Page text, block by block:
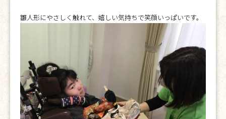
雛人形にやさしく触れて、嬉しい気持ちで笑顔いっぱいです。